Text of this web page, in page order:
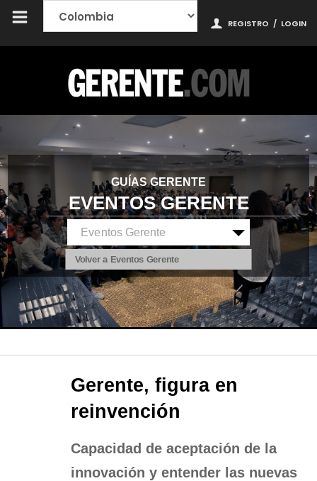
REGISTRO / LOGIN
GUÍAS GERENTE
EVENTOS GERENTE
Volver a Eventos Gerente
Gerente, figura en
reinvención
Capacidad de aceptación de la
innovación y entender las nuevas